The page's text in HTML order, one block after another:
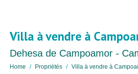
Villa à vendre à
Dehesa de Campoamor -
Home Propriétés Villa à vendre à